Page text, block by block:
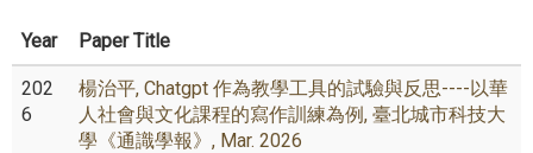
Year Paper Title
202
6
楊治平, Chatgpt 作為教學工具的試驗與反思----以華
人社會與文化課程的寫作訓練為例, 臺北城市科技大
學《通識學報》, Mar. 2026